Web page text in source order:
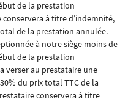
de la prestation
à titre d’indemnité,
de la prestation annulée.
à notre siège moins de
de la prestation
verser au prestataire une
du prix total TTC de la
conservera à titre